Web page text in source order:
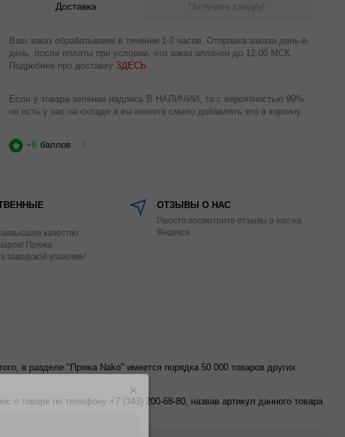
Доставка Получить скидку!
Ваш заказ обрабатываем в течении 1-2 часов. Отправка заказа день-в-
день, после оплаты при условии, что заказ оплачен до 12:00 МСК.
Подробнее про доставку ЗДЕСЬ.
Если у товара зелёная надпись В НАЛИЧИИ, то с вероятностью 99%
он есть у нас на складе и вы можете смело добавлять его в корзину.
+6 баллов ?
качество
Пряжа
заводской упаковке!
ОТЗЫВЫ О НАС
Просто посмотрите отзывы о нас на
Яндексе.
в разделе "Пряжа Nako" имеется порядка 50 000 товаров других
товаре по телефону +7 (343) 200-68-80, назвав артикул данного товара
×